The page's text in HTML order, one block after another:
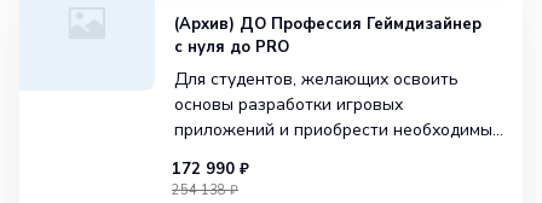
(Архив) ДО Профессия Геймдизайнер
с нуля до PRO
Для студентов, желающих освоить
основы разработки игровых
приложений и приобрести необходимые
подходит выбранная образовательная
172 990 ₽
254 138 ₽